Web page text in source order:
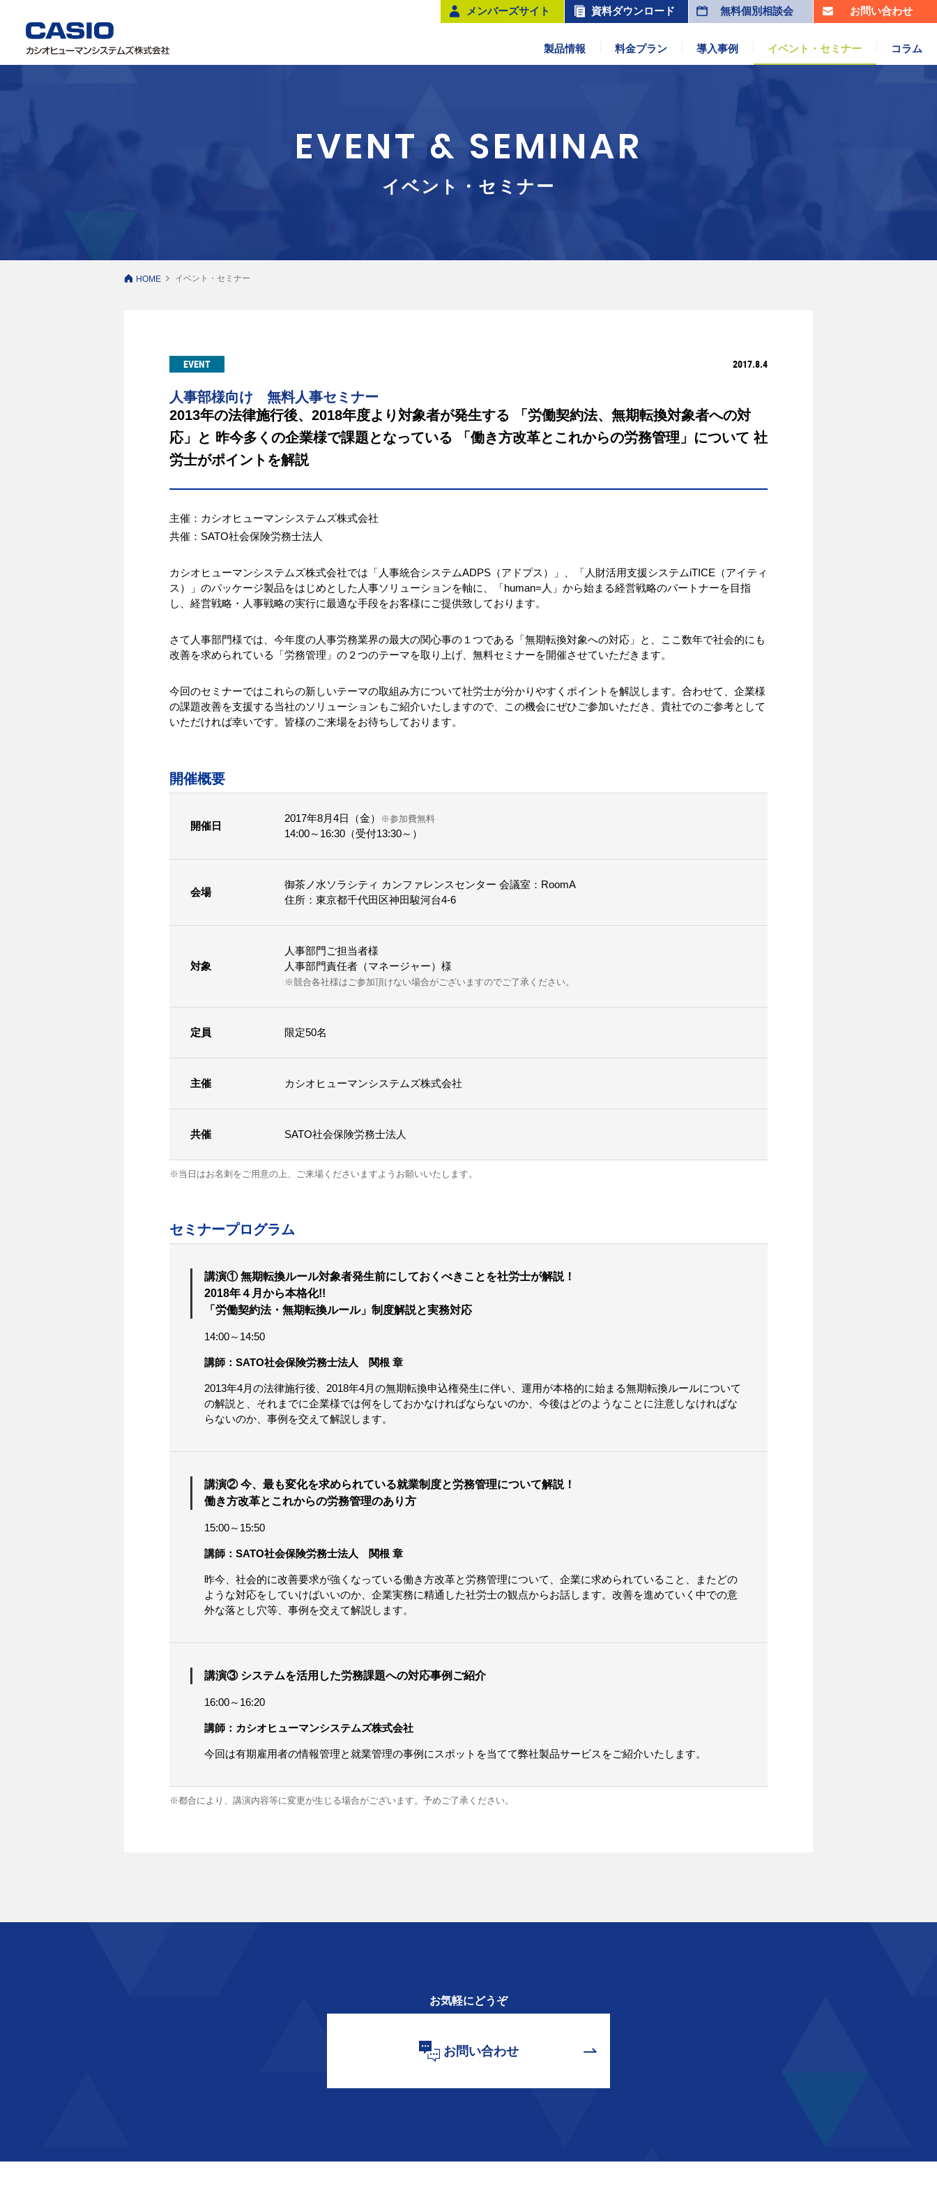
メンバーズサイト 資料ダウンロード 無料個別相談会 お問い合わせ
製品情報 料金プラン 導入事例 イベント・セミナー コラム
EVENT & SEMINAR
イベント・セミナー
HOME イベント・セミナー
EVENT 2017.8.4
人事部様向け 無料人事セミナー
2013年の法律施行後、2018年度より対象者が発生する 「労働契約法、無期転換対象者への対
応」と 昨今多くの企業様で課題となっている 「働き方改革とこれからの労務管理」について 社
労士がポイントを解説
主催：カシオヒューマンシステムズ株式会社
共催：SATO社会保険労務士法人
カシオヒューマンシステムズ株式会社では「人事統合システムADPS（アドプス）」、「人財活用支援システムiTICE（アイティ
ス）」のパッケージ製品をはじめとした人事ソリューションを軸に、「human=人」から始まる経営戦略のパートナーを目指
し、経営戦略・人事戦略の実行に最適な手段をお客様にご提供致しております。
さて人事部門様では、今年度の人事労務業界の最大の関心事の１つである「無期転換対象への対応」と、ここ数年で社会的にも
改善を求められている「労務管理」の２つのテーマを取り上げ、無料セミナーを開催させていただきます。
今回のセミナーではこれらの新しいテーマの取組み方について社労士が分かりやすくポイントを解説します。合わせて、企業様
の課題改善を支援する当社のソリューションもご紹介いたしますので、この機会にぜひご参加いただき、貴社でのご参考として
いただければ幸いです。皆様のご来場をお待ちしております。
開催概要
開催日
2017年8月4日（金） ※参加費無料
14:00～16:30（受付13:30～）
会場
御茶ノ水ソラシティ カンファレンスセンター 会議室：RoomA
住所：東京都千代田区神田駿河台4-6
対象
人事部門ご担当者様
人事部門責任者（マネージャー）様
※競合各社様はご参加頂けない場合がございますのでご了承ください。
定員 限定50名
主催 カシオヒューマンシステムズ株式会社
共催 SATO社会保険労務士法人
※当日はお名刺をご用意の上、ご来場くださいますようお願いいたします。
セミナープログラム
講演① 無期転換ルール対象者発生前にしておくべきことを社労士が解説！
2018年４月から本格化!!
「労働契約法・無期転換ルール」制度解説と実務対応
14:00～14:50
講師：SATO社会保険労務士法人 関根 章
2013年4月の法律施行後、2018年4月の無期転換申込権発生に伴い、運用が本格的に始まる無期転換ルールについて
の解説と、それまでに企業様では何をしておかなければならないのか、今後はどのようなことに注意しなければな
らないのか、事例を交えて解説します。
講演② 今、最も変化を求められている就業制度と労務管理について解説！
働き方改革とこれからの労務管理のあり方
15:00～15:50
講師：SATO社会保険労務士法人 関根 章
昨今、社会的に改善要求が強くなっている働き方改革と労務管理について、企業に求められていること、またどの
ような対応をしていけばいいのか、企業実務に精通した社労士の観点からお話します。改善を進めていく中での意
外な落とし穴等、事例を交えて解説します。
講演③ システムを活用した労務課題への対応事例ご紹介
16:00～16:20
講師：カシオヒューマンシステムズ株式会社
今回は有期雇用者の情報管理と就業管理の事例にスポットを当てて弊社製品サービスをご紹介いたします。
※都合により、講演内容等に変更が生じる場合がございます。予めご了承ください。
お気軽にどうぞ
お問い合わせ